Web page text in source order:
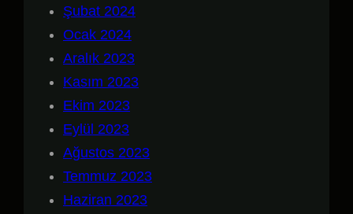
Şubat 2024
Ocak 2024
Aralık 2023
Kasım 2023
Ekim 2023
Eylül 2023
Ağustos 2023
Temmuz 2023
Haziran 2023